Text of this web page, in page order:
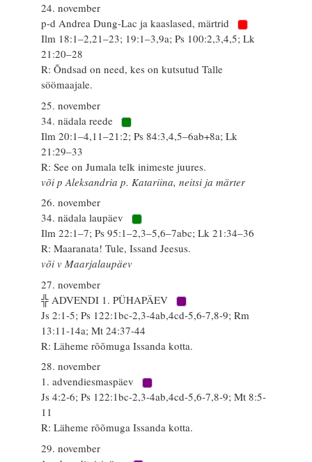
24. november
p-d Andrea Dung-Lac ja kaaslased, märtrid
Ilm 18:1–2,21–23; 19:1–3,9a; Ps 100:2,3,4,5; Lk
21:20–28
R: Õndsad on need, kes on kutsutud Talle
söömaajale.
25. november
34. nädala reede
Ilm 20:1–4,11–21:2; Ps 84:3,4,5–6ab+8a; Lk
21:29–33
R: See on Jumala telk inimeste juures.
või p Aleksandria p. Katariina, neitsi ja märter
26. november
34. nädala laupäev
Ilm 22:1–7; Ps 95:1–2,3–5,6–7abc; Lk 21:34–36
R: Maaranata! Tule, Issand Jeesus.
või v Maarjalaupäev
27. november
╬ ADVENDI 1. PÜHAPÄEV
Js 2:1-5; Ps 122:1bc-2,3-4ab,4cd-5,6-7,8-9; Rm
13:11-14a; Mt 24:37-44
R: Läheme rõõmuga Issanda kotta.
28. november
1. advendiesmaspäev
Js 4:2-6; Ps 122:1bc-2,3-4ab,4cd-5,6-7,8-9; Mt 8:5-
11
R: Läheme rõõmuga Issanda kotta.
29. november